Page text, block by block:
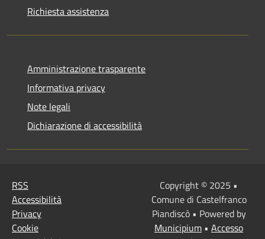
Richiesta assistenza
Amministrazione trasparente
Informativa privacy
Note legali
Dichiarazione di accessibilità
RSS
Accessibilità
Privacy
Cookie
Copyright © 2025 •
Comune di Castelfranco
Piandiscò • Powered by
Municipium • Accesso